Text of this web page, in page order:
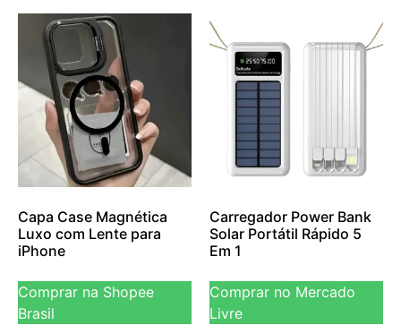
Capa Case Magnética
Luxo com Lente para
iPhone
Comprar na Shopee
Brasil
Carregador Power Bank
Solar Portátil Rápido 5
Em 1
Comprar no Mercado
Livre